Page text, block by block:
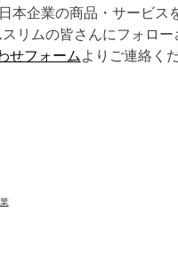
企業の商品・サービス
リムの皆さんにフォロー
せフォームよりご連絡く